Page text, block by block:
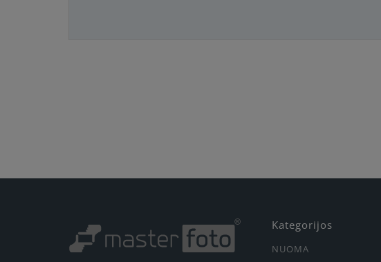
Kategorijos
NUOMA